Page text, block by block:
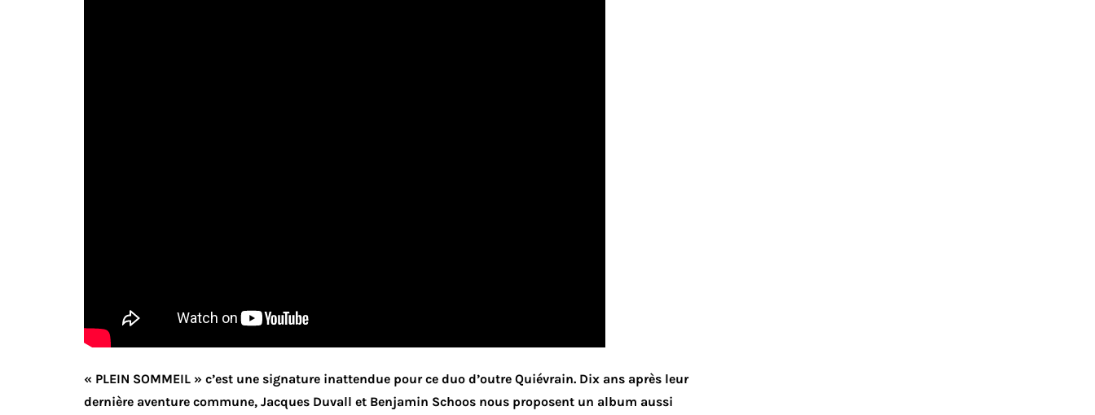
« PLEIN SOMMEIL » c’est une signature inattendue pour ce duo d’outre Quiévrain. Dix ans après leur
dernière aventure commune, Jacques Duvall et Benjamin Schoos nous proposent un album aussi